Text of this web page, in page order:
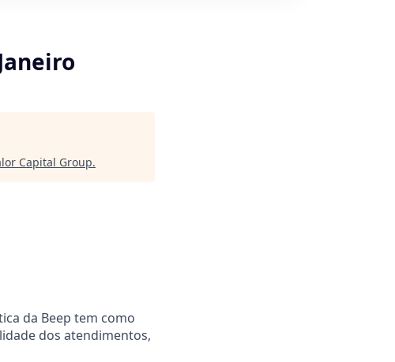
Capital Group.
da Beep tem como
dos atendimentos,